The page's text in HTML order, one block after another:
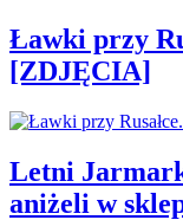
Ławki przy
[ZDJĘCIA]
Letni
aniżeli w